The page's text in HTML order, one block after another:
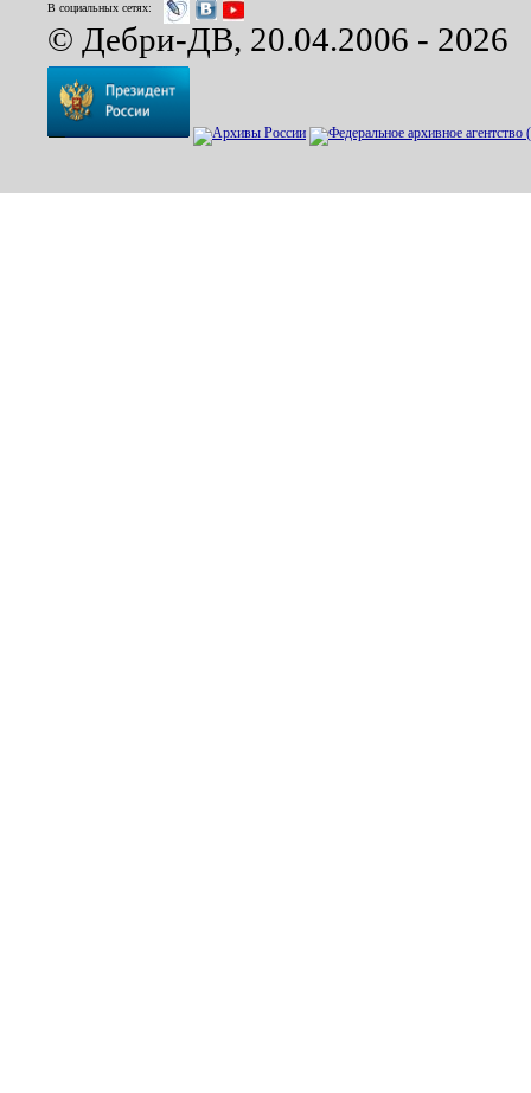
В социальных сетях:
© Дебри-ДВ, 20.04.2006 - 2026